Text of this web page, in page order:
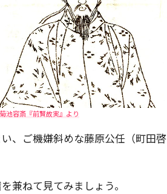
池容斎『前賢故実』より
、ご機嫌斜めな藤原公任（町田啓
兼ねて見てみましょう。